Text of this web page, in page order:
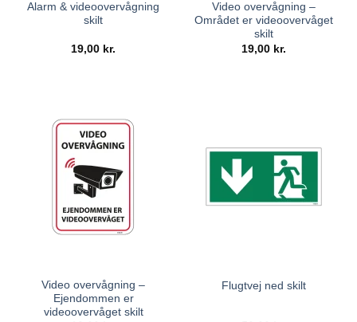
Alarm & videoovervågning
skilt
19,00 kr.
Video overvågning –
Området er videoovervåget
skilt
19,00 kr.
Video overvågning –
Ejendommen er
videoovervåget skilt
Flugtvej ned skilt